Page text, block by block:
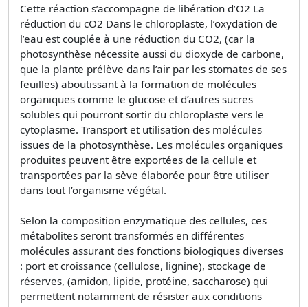
Cette réaction s’accompagne de libération d’O2 La
réduction du cO2 Dans le chloroplaste, l’oxydation de
l’eau est couplée à une réduction du CO2, (car la
photosynthèse nécessite aussi du dioxyde de carbone,
que la plante prélève dans l’air par les stomates de ses
feuilles) aboutissant à la formation de molécules
organiques comme le glucose et d’autres sucres
solubles qui pourront sortir du chloroplaste vers le
cytoplasme. Transport et utilisation des molécules
issues de la photosynthèse. Les molécules organiques
produites peuvent être exportées de la cellule et
transportées par la sève élaborée pour être utiliser
dans tout l’organisme végétal.
Selon la composition enzymatique des cellules, ces
métabolites seront transformés en différentes
molécules assurant des fonctions biologiques diverses
: port et croissance (cellulose, lignine), stockage de
réserves, (amidon, lipide, protéine, saccharose) qui
permettent notamment de résister aux conditions